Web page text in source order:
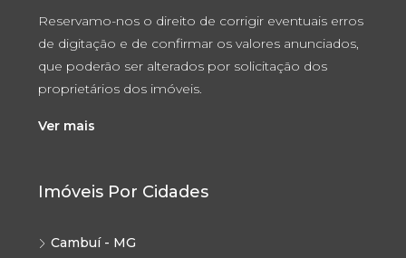
Reservamo-nos o direito de corrigir eventuais erros
de digitação e de confirmar os valores anunciados,
que poderão ser alterados por solicitação dos
proprietários dos imóveis.
Ver mais
Imóveis Por Cidades
Cambuí - MG